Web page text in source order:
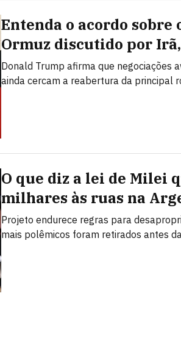
Entenda o acordo sobre
Ormuz discutido por Irã,
Donald Trump afirma que negociações
ainda cercam a reabertura da principal
O que diz a lei de Milei
milhares às ruas na
Projeto endurece regras para
mais polêmicos foram retirados antes